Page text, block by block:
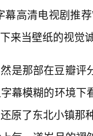
幕高清电视剧推
来当壁纸的视觉
是那部在豆瓣
幕模糊的环境
原了东北小镇那